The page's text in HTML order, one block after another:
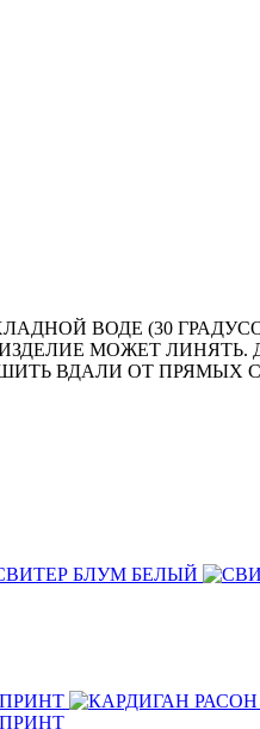
ВОДЕ (30
МОЖЕТ
ВДАЛИ ОТ